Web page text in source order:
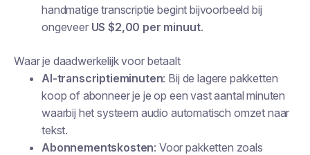
handmatige transcriptie begint bijvoorbeeld bij
ongeveer US $2,00 per minuut.
Waar je daadwerkelijk voor betaalt
AI-transcriptieminuten: Bij de lagere pakketten
koop of abonneer je je op een vast aantal minuten
waarbij het systeem audio automatisch omzet naar
tekst.
Abonnementskosten: Voor pakketten zoals